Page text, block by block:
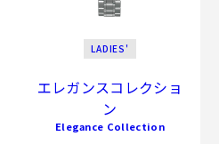
LADIES'
エレガンスコレクショ
ン
Elegance Collection